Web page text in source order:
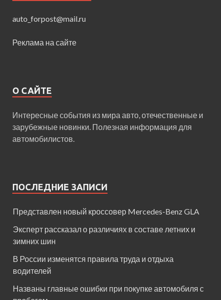
auto_forpost@mail.ru
Реклама на сайте
О САЙТЕ
Интересные события из мира авто, отечественные и
зарубежные новинки. Полезная информация для
автомобилистов.
ПОСЛЕДНИЕ ЗАПИСИ
Представлен новый кроссовер Mercedes-Benz GLA
Эксперт рассказал о различиях в составе летних и
зимних шин
В России изменятся правила труда и отдыха
водителей
Названы главные ошибки при покупке автомобиля с